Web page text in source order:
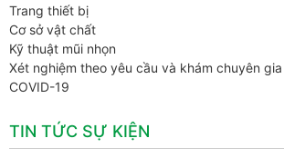
Trang thiết bị
Cơ sở vật chất
Kỹ thuật mũi nhọn
Xét nghiệm theo yêu cầu và khám chuyên gia
COVID-19
TIN TỨC SỰ KIỆN